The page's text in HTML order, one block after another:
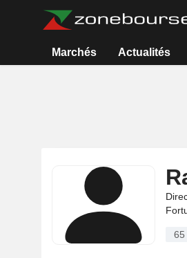
Marchés Actualités
65